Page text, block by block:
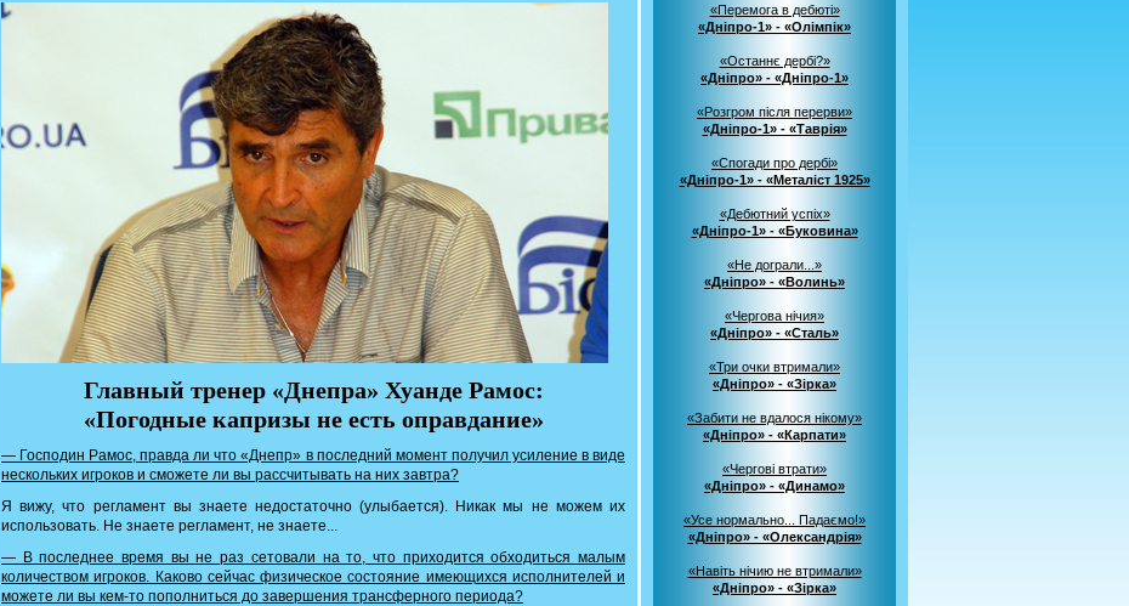
Главный тренер «Днепра» Хуанде Рамос:
«Погодные капризы не есть оправдание»
— Господин Рамос, правда ли что «Днепр» в последний момент получил усиление в виде
нескольких игроков и сможете ли вы рассчитывать на них завтра?
Я вижу, что регламент вы знаете недостаточно (улыбается). Никак мы не можем их
использовать. Не знаете регламент, не знаете...
— В последнее время вы не раз сетовали на то, что приходится обходиться малым
количеством игроков. Каково сейчас физическое состояние имеющихся исполнителей и
можете ли вы кем-то пополниться до завершения трансферного периода?
«Перемога в дебюті»
«Дніпро-1» - «Олімпік»
«Останнє дербі?»
«Дніпро» - «Дніпро-1»
«Розгром після перерви»
«Дніпро-1» - «Таврія»
«Спогади про дербі»
«Дніпро-1» - «Металіст 1925»
«Дебютний успіх»
«Дніпро-1» - «Буковина»
«Не дограли...»
«Дніпро» - «Волинь»
«Чергова нічия»
«Дніпро» - «Сталь»
«Три очки втримали»
«Дніпро» - «Зірка»
«Забити не вдалося нікому»
«Дніпро» - «Карпати»
«Чергові втрати»
«Дніпро» - «Динамо»
«Усе нормально... Падаємо!»
«Дніпро» - «Олександрія»
«Навіть нічию не втримали»
«Дніпро» - «Зірка»